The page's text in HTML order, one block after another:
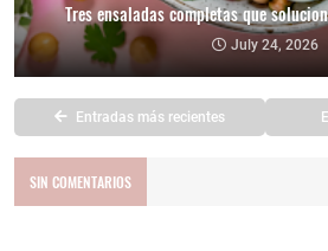
Tres ensaladas completas que
July 24, 2026
Entradas más recientes
SIN COMENTARIOS